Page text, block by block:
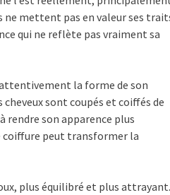
ne mettent pas en valeur ses
qui ne reflète pas vraiment sa
la forme de son
sont coupés et coiffés de
rendre son apparence plus
coiffure peut transformer la
plus équilibré et plus attrayant.